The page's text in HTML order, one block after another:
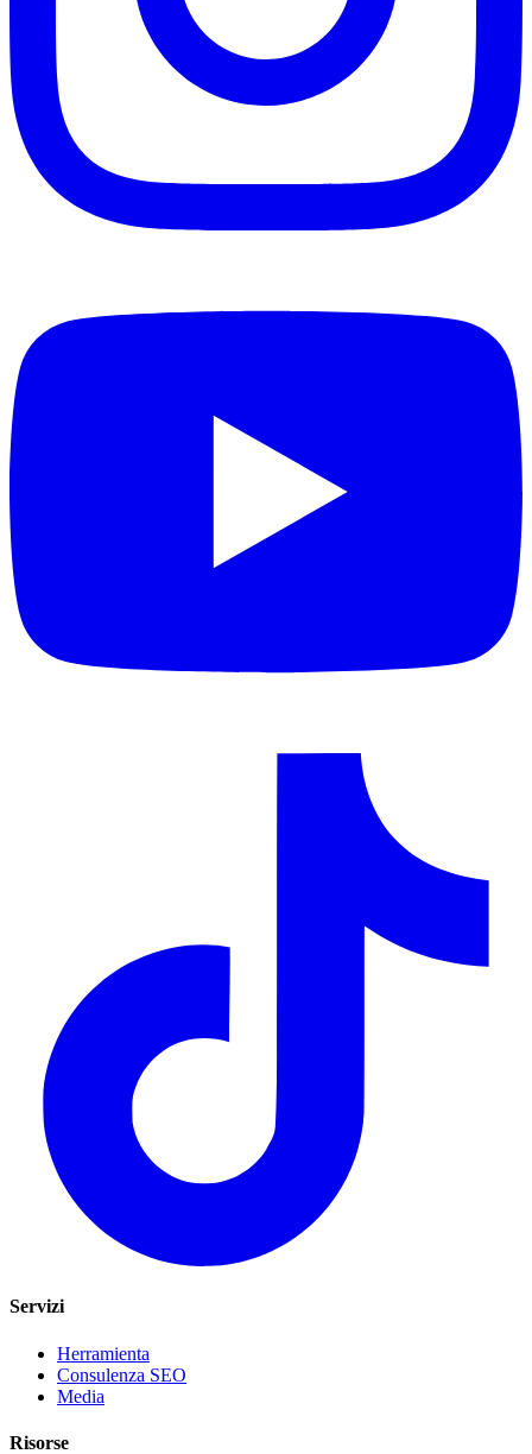
Servizi
Herramienta
Consulenza SEO
Media
Risorse